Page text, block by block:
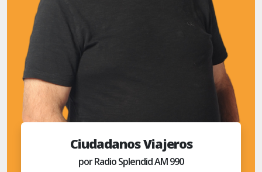
Ciudadanos Viajeros
por Radio Splendid AM 990